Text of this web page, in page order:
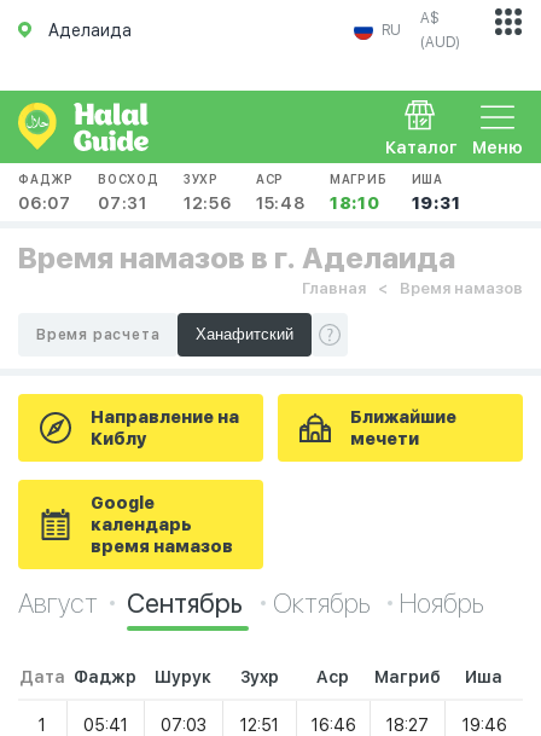
Аделаида RU
A$
(AUD)
Меню
Каталог
ФАДЖР
06:07
ВОСХОД
07:31
ЗУХР
12:56
АСР
15:48
МАГРИБ
18:10
ИША
19:31
Время намазов в г. Аделаида
Главная Время намазов
Время расчета
Направление на
Киблу
Ближайшие
мечети
Google
календарь
время намазов
Август Сентябрь Октябрь Ноябрь
Дата Фаджр Шурук Зухр Аср Магриб Иша
1 05:41 07:03 12:51 16:46 18:27 19:46